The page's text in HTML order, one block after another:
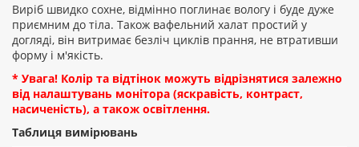
Виріб швидко сохне, відмінно поглинає вологу і буде дуже
приємним до тіла. Також вафельний халат простий у
догляді, він витримає безліч циклів прання, не втративши
форму і м'якість.
* Увага! Колір та відтінок можуть відрізнятися залежно
від налаштувань монітора (яскравість, контраст,
насиченість), а також освітлення.
Таблиця вимірювань